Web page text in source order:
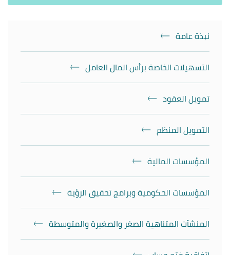
نبذة عامة
التسهيلات الخاصة برأس المال العامل
تمويل العقود
التمويل المنظم
المؤسسات المالية
المؤسسات الحكومية وبرامج تحقيق الرؤية
المنشآت المتناهية الصغر والصغيرة والمتوسطة